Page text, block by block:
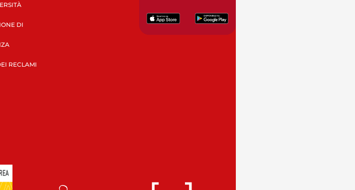
DI
RECLAMI